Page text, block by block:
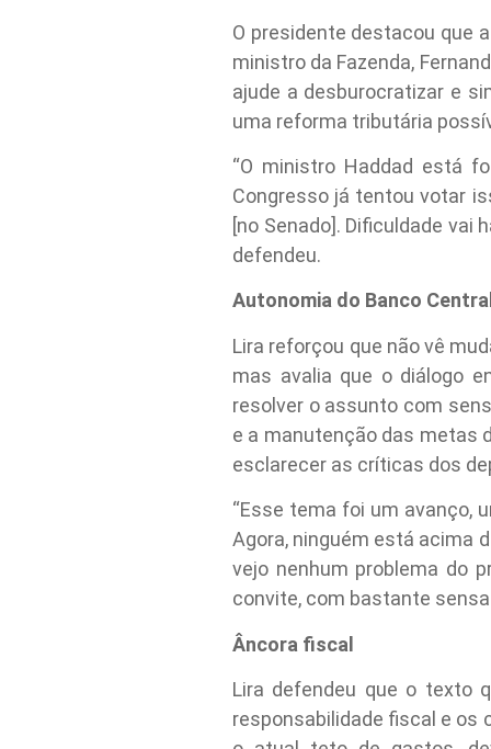
O presidente destacou que
ministro da Fazenda,
ajude a desburocratizar e
uma reforma tributária
“O ministro Haddad está
Congresso já tentou votar
[no Senado]. Dificuldade vai
defendeu.
Autonomia do Banco
Lira reforçou que não vê
mas avalia que o diálogo
resolver o assunto com
e a manutenção das metas
esclarecer as críticas dos
“Esse tema foi um avanço,
Agora, ninguém está acima
vejo nenhum problema do
convite, com bastante
Âncora fiscal
Lira defendeu que o texto
responsabilidade fiscal e os